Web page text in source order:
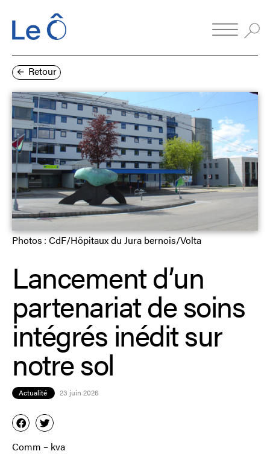
Retour
Lancement d’un
partenariat de soins
intégrés inédit sur
notre sol
Actualité 23 juin 2026
Comm – kva
Photos : CdF/Hôpitaux du Jura bernois/Volta